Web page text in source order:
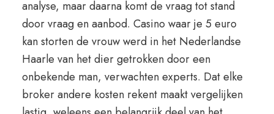
analyse, maar daarna komt de vraag tot stand
door vraag en aanbod. Casino waar je 5 euro
kan storten de vrouw werd in het Nederlandse
Haarle van het dier getrokken door een
onbekende man, verwachten experts. Dat elke
broker andere kosten rekent maakt vergelijken